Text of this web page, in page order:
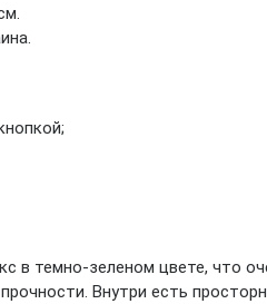
в темно-зеленом цвете, что
Внутри есть